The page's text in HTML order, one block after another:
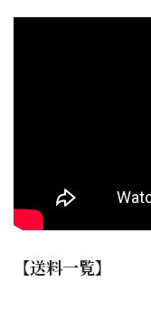
【送料一覧】